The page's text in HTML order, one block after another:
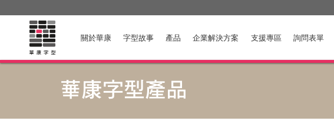
關於華康 字型故事 產品 企業解決方案 支援專區 詢問表單
華康字型產品